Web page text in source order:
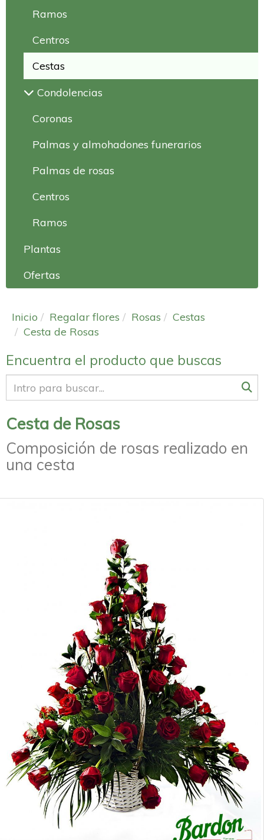
Ramos
Centros
Cestas
Condolencias
Coronas
Palmas y almohadones funerarios
Palmas de rosas
Centros
Ramos
Plantas
Ofertas
Inicio Regalar flores Rosas
Cestas
Cesta de Rosas
Encuentra el producto que buscas
Cesta de Rosas
Composición de rosas realizado en
una cesta